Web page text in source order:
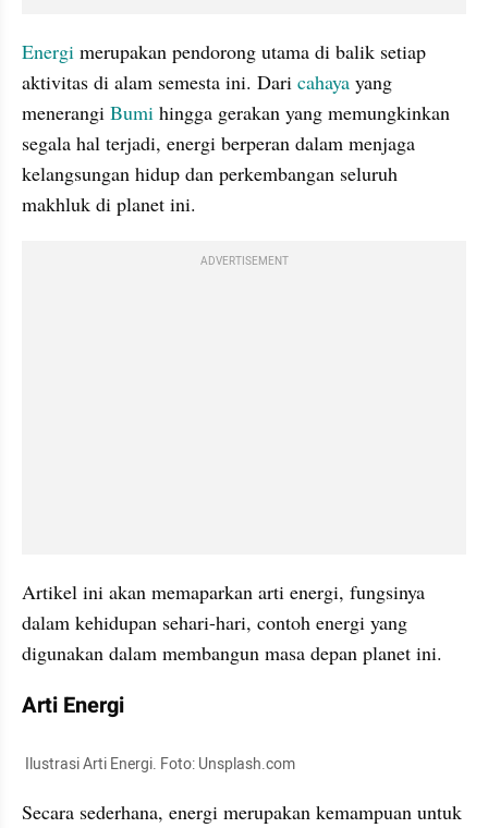
Energi merupakan pendorong utama di balik setiap
aktivitas di alam semesta ini. Dari cahaya yang
menerangi Bumi hingga gerakan yang memungkinkan
segala hal terjadi, energi berperan dalam menjaga
kelangsungan hidup dan perkembangan seluruh
makhluk di planet ini.
ADVERTISEMENT
Artikel ini akan memaparkan arti energi, fungsinya
dalam kehidupan sehari-hari, contoh energi yang
digunakan dalam membangun masa depan planet ini.
Arti Energi
Ilustrasi Arti Energi. Foto: Unsplash.com
Secara sederhana, energi merupakan kemampuan untuk